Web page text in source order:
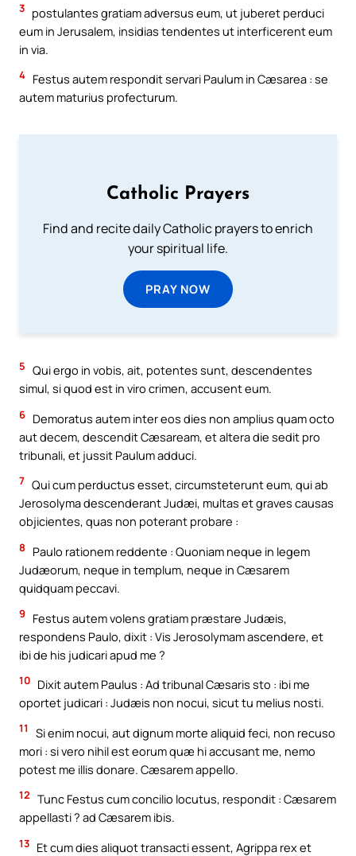
3 postulantes gratiam adversus eum, ut juberet perduci
eum in Jerusalem, insidias tendentes ut interficerent eum
in via.
4 Festus autem respondit servari Paulum in Cæsarea : se
autem maturius profecturum.
Catholic Prayers
Find and recite daily Catholic prayers to enrich
your spiritual life.
PRAY NOW
5 Qui ergo in vobis, ait, potentes sunt, descendentes
simul, si quod est in viro crimen, accusent eum.
6 Demoratus autem inter eos dies non amplius quam octo
aut decem, descendit Cæsaream, et altera die sedit pro
tribunali, et jussit Paulum adduci.
7 Qui cum perductus esset, circumsteterunt eum, qui ab
Jerosolyma descenderant Judæi, multas et graves causas
objicientes, quas non poterant probare :
8
Paulo rationem reddente : Quoniam neque in legem
Judæorum, neque in templum, neque in Cæsarem
quidquam peccavi.
9
Festus autem volens gratiam præstare Judæis,
respondens Paulo, dixit : Vis Jerosolymam ascendere, et
ibi de his judicari apud me ?
10 Dixit autem Paulus : Ad tribunal Cæsaris sto : ibi me
oportet judicari : Judæis non nocui, sicut tu melius nosti.
11
Si enim nocui, aut dignum morte aliquid feci, non recuso
mori : si vero nihil est eorum quæ hi accusant me, nemo
potest me illis donare. Cæsarem appello.
12 Tunc Festus cum concilio locutus, respondit : Cæsarem
appellasti ? ad Cæsarem ibis.
13 Et cum dies aliquot transacti essent, Agrippa rex et